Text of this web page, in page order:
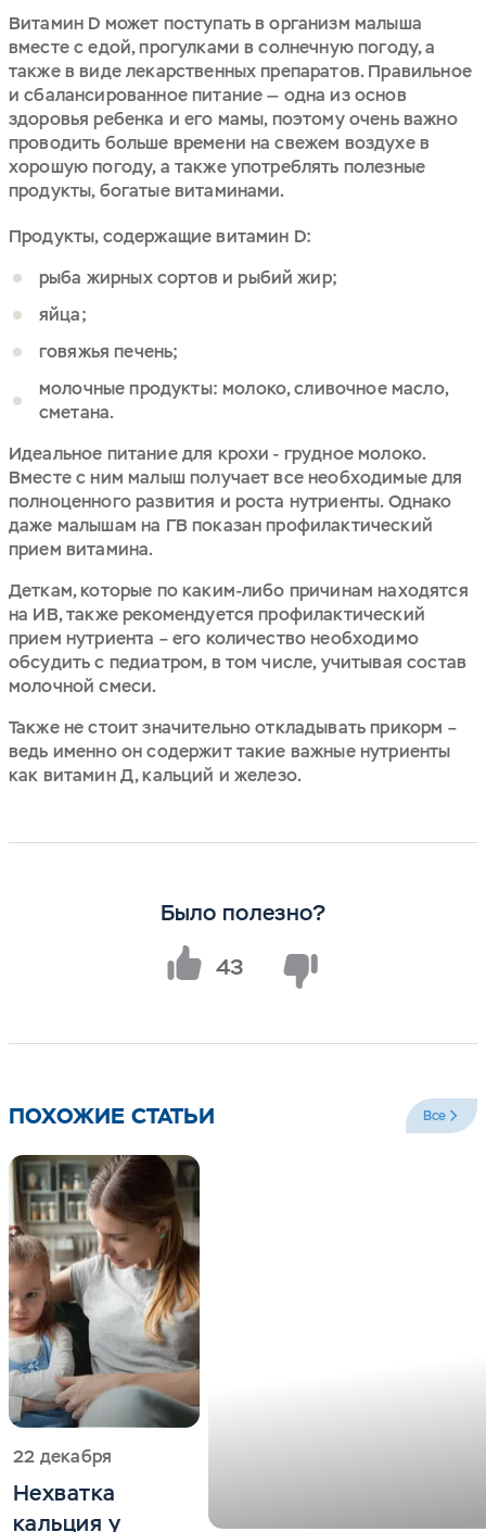
Витамин D может поступать в организм малыша
вместе с едой, прогулками в солнечную погоду, а
также в виде лекарственных препаратов. Правильное
и сбалансированное питание — одна из основ
здоровья ребенка и его мамы, поэтому очень важно
проводить больше времени на свежем воздухе в
хорошую погоду, а также употреблять полезные
продукты, богатые витаминами.
Продукты, содержащие витамин D:
рыба жирных сортов и рыбий жир;
яйца;
говяжья печень;
молочные продукты: молоко, сливочное масло,
сметана.
Идеальное питание для крохи - грудное молоко.
Вместе с ним малыш получает все необходимые для
полноценного развития и роста нутриенты. Однако
даже малышам на ГВ показан профилактический
прием витамина.
Деткам, которые по каким-либо причинам находятся
на ИВ, также рекомендуется профилактический
прием нутриента – его количество необходимо
обсудить с педиатром, в том числе, учитывая состав
молочной смеси.
Также не стоит значительно откладывать прикорм –
ведь именно он содержит такие важные нутриенты
как витамин Д, кальций и железо.
Было полезно?
43
ПОХОЖИЕ СТАТЬИ Все
22 декабря
Нехватка
кальция у